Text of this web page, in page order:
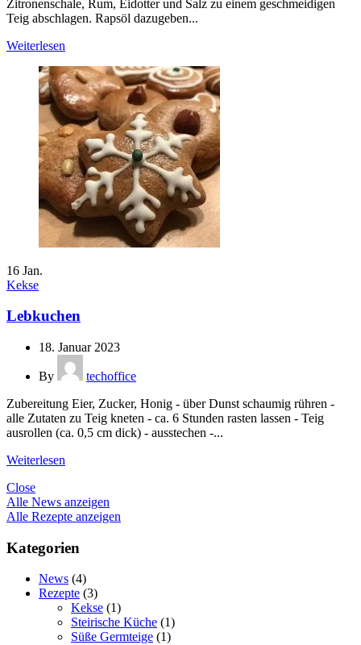
Zitronenschale, Rum, Eidotter und Salz zu einem geschmeidigen
Teig abschlagen. Rapsöl dazugeben...
Weiterlesen
16 Jan.
Kekse
Lebkuchen
18. Januar 2023
By
techoffice
Zubereitung Eier, Zucker, Honig - über Dunst schaumig rühren -
alle Zutaten zu Teig kneten - ca. 6 Stunden rasten lassen - Teig
ausrollen (ca. 0,5 cm dick) - ausstechen -...
Weiterlesen
Close
Alle News anzeigen
Alle Rezepte anzeigen
Kategorien
News (4)
Rezepte (3)
Kekse (1)
Steirische Küche (1)
Süße Germteige (1)